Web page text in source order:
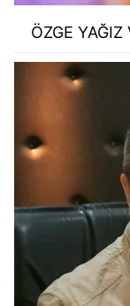
ÖZGE YAĞIZ